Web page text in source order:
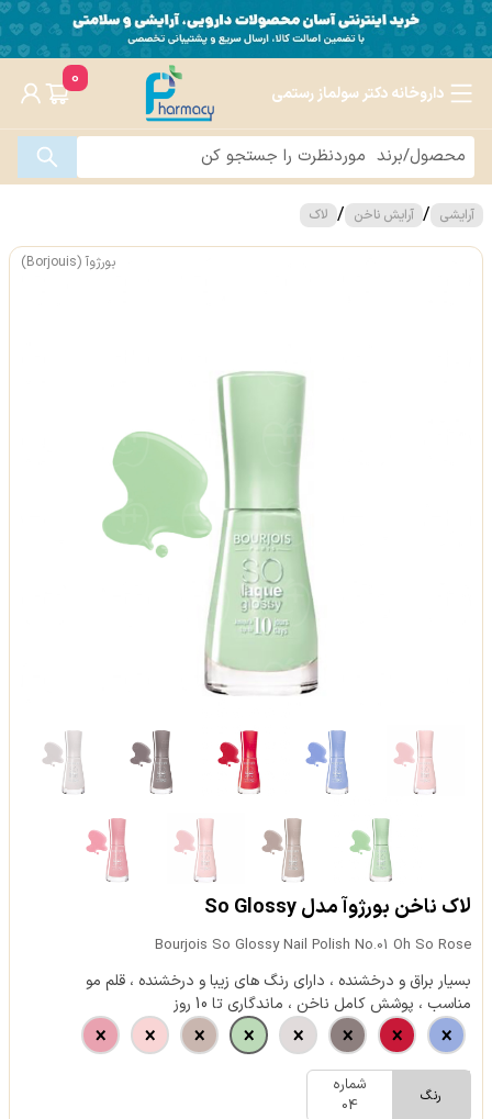
داروخانه دکتر سولماز رستمی
0
آرایشی / آرایش ناخن / لاک
بورژوآ (Borjouis)
لاک ناخن بورژوآ مدل So Glossy
Bourjois So Glossy Nail Polish No.01 Oh So Rose
بسیار براق و درخشنده ، دارای رنگ های زیبا و درخشنده ، قلم مو
مناسب ، پوشش کامل ناخن ، ماندگاری تا 10 روز
رنگ
شماره
04